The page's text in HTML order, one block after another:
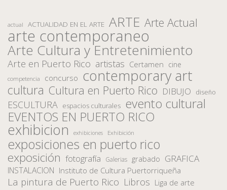
actual ACTUALIDAD EN EL ARTE ARTE Arte Actual
arte contemporaneo
Arte Cultura y Entretenimiento
Arte en Puerto Rico artistas Certamen cine
competencia concurso contemporary art
cultura Cultura en Puerto Rico DIBUJO diseño
ESCULTURA espacios culturales evento cultural
EVENTOS EN PUERTO RICO
exhibicion exhibiciones Exhibición
exposiciones en puerto rico
exposición fotografía Galerias grabado GRAFICA
INSTALACION Instituto de Cultura Puertorriqueña
La pintura de Puerto Rico Libros Liga de arte